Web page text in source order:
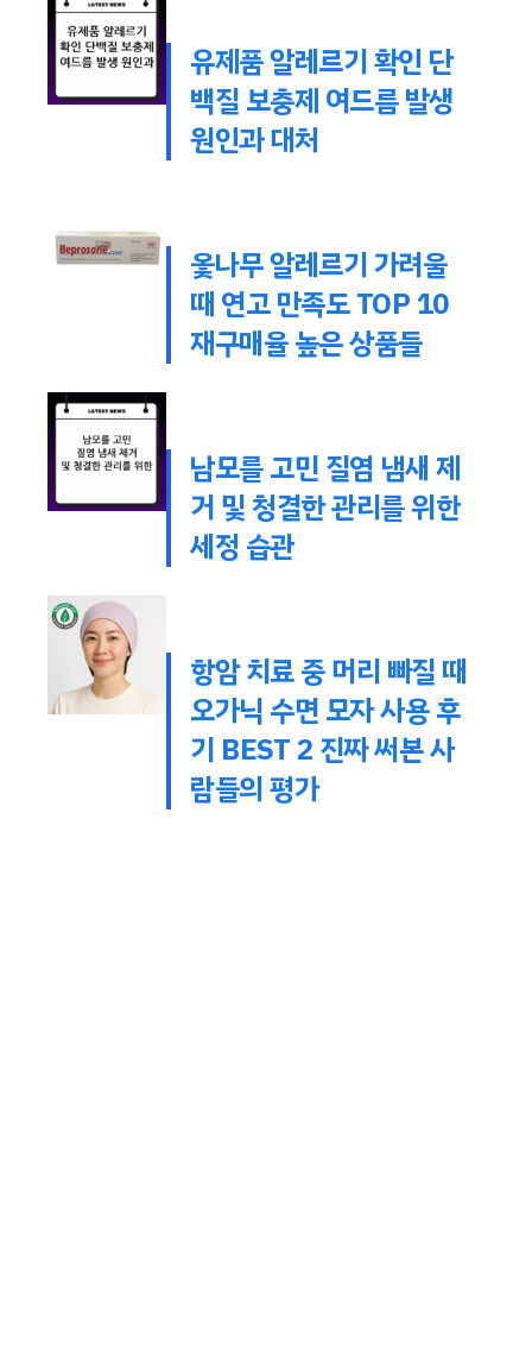
유제품 알레르기 확인 단
백질 보충제 여드름 발생
원인과 대처
옻나무 알레르기 가려울
때 연고 만족도 TOP 10
재구매율 높은 상품들
남모를 고민 질염 냄새 제
거 및 청결한 관리를 위한
세정 습관
항암 치료 중 머리 빠질 때
오가닉 수면 모자 사용 후
기 BEST 2 진짜 써본 사
람들의 평가